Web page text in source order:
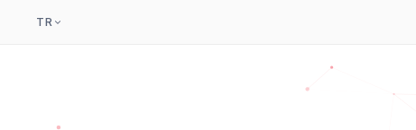
TR